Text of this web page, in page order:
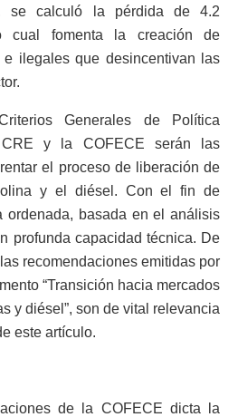
se calculó la pérdida de 4.2
cual fomenta la creación de
e ilegales que desincentivan las
Generales de Política
y la COFECE serán las
el proceso de liberación de
y el diésel. Con el fin de
ordenada, basada en el análisis
profunda capacidad técnica. De
recomendaciones emitidas por
“Transición hacia mercados
y diésel”, son de vital relevancia
este artículo.
de la COFECE dicta la